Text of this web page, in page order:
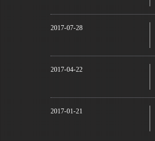
2017-07-28
2017-04-22
2017-01-21